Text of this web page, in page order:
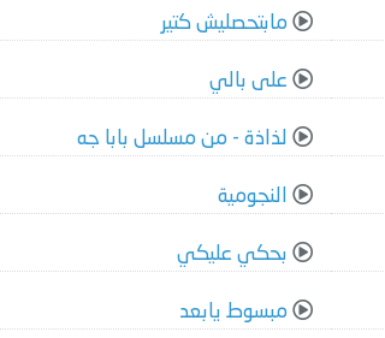
مابتحصليش كتير
على بالي
لذاذة - من مسلسل بابا جه
النجومية
بحكي عليكي
مبسوط يابعد